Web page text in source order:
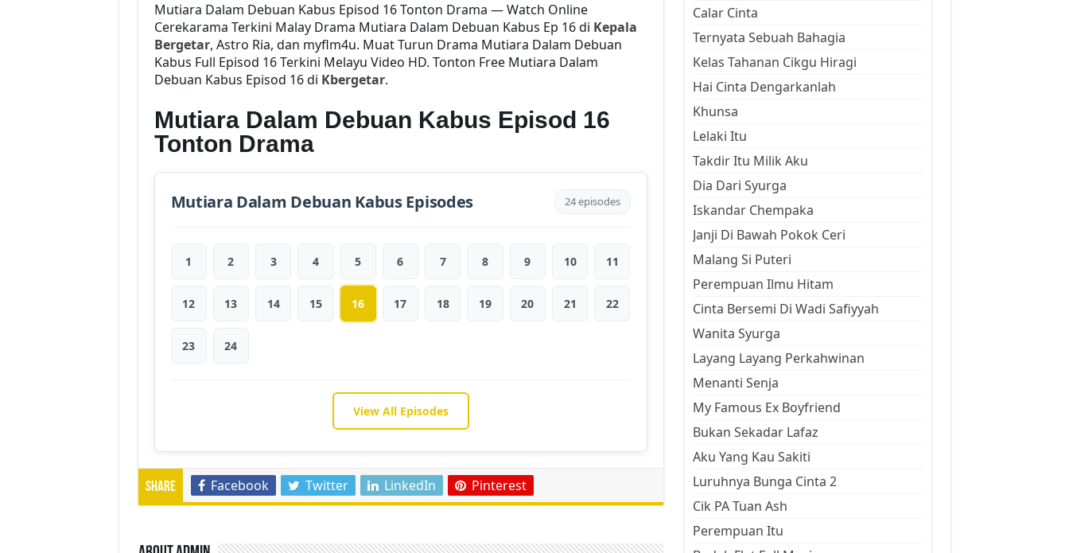
Mutiara Dalam Debuan Kabus Episod 16 Tonton Drama — Watch Online
Cerekarama Terkini Malay Drama Mutiara Dalam Debuan Kabus Ep 16 di Kepala
Bergetar, Astro Ria, dan myflm4u. Muat Turun Drama Mutiara Dalam Debuan
Kabus Full Episod 16 Terkini Melayu Video HD. Tonton Free Mutiara Dalam
Debuan Kabus Episod 16 di Kbergetar.
Mutiara Dalam Debuan Kabus Episod 16
Tonton Drama
Mutiara Dalam Debuan Kabus Episodes 24 episodes
1 2 3 4 5 6 7 8 9 10 11
12 13 14 15 16 17 18 19 20 21 22
23 24
View All Episodes
Share Facebook Twitter LinkedIn Pinterest
Calar Cinta
Ternyata Sebuah Bahagia
Kelas Tahanan Cikgu Hiragi
Hai Cinta Dengarkanlah
Khunsa
Lelaki Itu
Takdir Itu Milik Aku
Dia Dari Syurga
Iskandar Chempaka
Janji Di Bawah Pokok Ceri
Malang Si Puteri
Perempuan Ilmu Hitam
Cinta Bersemi Di Wadi Safiyyah
Wanita Syurga
Layang Layang Perkahwinan
Menanti Senja
My Famous Ex Boyfriend
Bukan Sekadar Lafaz
Aku Yang Kau Sakiti
Luruhnya Bunga Cinta 2
Cik PA Tuan Ash
Perempuan Itu